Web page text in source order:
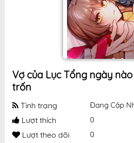
Vợ của Lục Tổng ngày
trốn
Tình trạng Đang Cập
Lượt thích 0
Lượt theo dõi 0